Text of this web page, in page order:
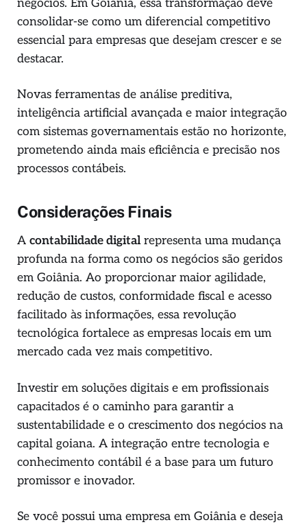
consolidar-se como um diferencial competitivo
essencial para empresas que desejam crescer e se
destacar.
Novas ferramentas de análise preditiva,
inteligência artificial avançada e maior integração
com sistemas governamentais estão no horizonte,
prometendo ainda mais eficiência e precisão nos
processos contábeis.
Considerações Finais
A contabilidade digitalrepresenta uma mudança
profunda na forma como os negócios são geridos
em Goiânia. Ao proporcionar maior agilidade,
redução de custos, conformidade fiscal e acesso
facilitado às informações, essa revolução
tecnológica fortalece as empresas locais em um
mercado cada vez mais competitivo.
Investir em soluções digitais e em profissionais
capacitados é o caminho para garantir a
sustentabilidade e o crescimento dos negócios na
capital goiana. A integração entre tecnologia e
conhecimento contábil é a base para um futuro
promissor e inovador.
Se você possui uma empresa em Goiânia e deseja